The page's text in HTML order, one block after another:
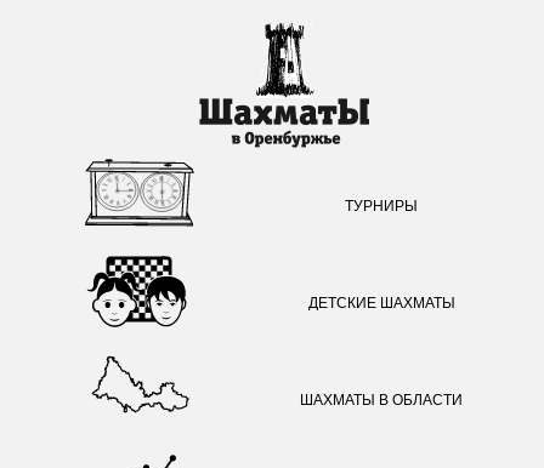
ТУРНИРЫ
ДЕТСКИЕ ШАХМАТЫ
ШАХМАТЫ В ОБЛАСТИ